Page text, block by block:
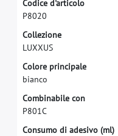
Codice d'articolo
P8020
Collezione
LUXXUS
Colore principale
bianco
Combinabile con
P801C
Consumo di adesivo (ml)